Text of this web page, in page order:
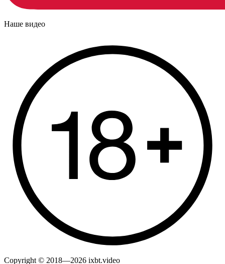
Наше видео
Copyright © 2018—2026 ixbt.video